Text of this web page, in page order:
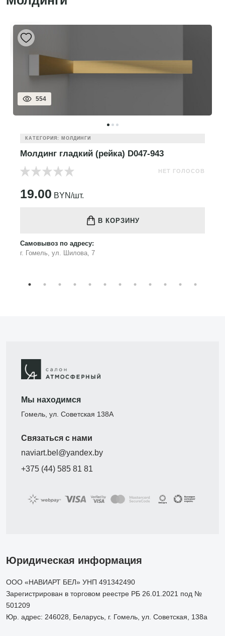
554
КАТЕГОРИЯ: МОЛДИНГИ
Молдинг гладкий (рейка) D047-943
НЕТ ГОЛОСОВ
19.00 BYN/шт.
В КОРЗИНУ
Самовывоз по адресу:
г. Гомель, ул. Шилова, 7
Мы находимся
Гомель, ул. Советская 138А
Связаться с нами
naviart.bel@yandex.by
+375 (44) 585 81 81
Юридическая информация
ООО «НАВИАРТ БЕЛ» УНП 491342490
Зарегистрирован в торговом реестре РБ 26.01.2021 под №
501209
Юр. адрес: 246028, Беларусь, г. Гомель, ул. Советская, 138а